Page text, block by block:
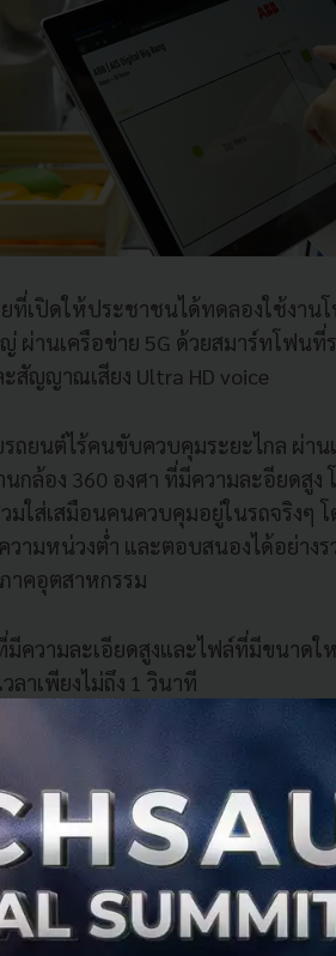
ที่เปิดให้ประชาชนได้ทดลองใช้งานโ
ผ่านเครือข่าย 5G ด้วยสมาร์ทโฟนที่
สัญญาณเสียง Ultra HD voice
ถยนต์ไร้คนขับควบคุมระยะไกล ผ่าน
ล้อง 360 องศา ที่มีความละอียดสูง
ใส่เสมือนคนควบคุมอยู่ในรถจริงๆ
ามหน่วงต่ำ และตอบสนองได้อย่างร
าคอุตสาหกรรม
มีความละเอียดสูงและไฟล์ที่มีขนาด
ลาเพียงไม่ถึง 1 วินาที